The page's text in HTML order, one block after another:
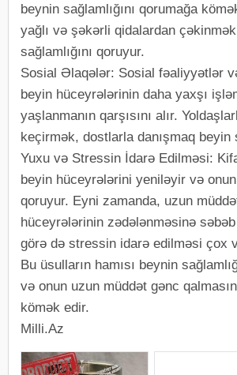
beynin sağlamlığını qorumağa
yağlı və şəkərli qidalardan
sağlamlığını qoruyur.
Sosial Əlaqələr: Sosial fəaliyyətlər
beyin hüceyrələrinin daha yaxşı
yaşlanmanın qarşısını alır.
keçirmək, dostlarla danışmaq beyin
Yuxu və Stressin İdarə Edilməsi:
beyin hüceyrələrini yeniləyir və onun
qoruyur. Eyni zamanda, uzun
hüceyrələrinin zədələnməsinə
görə də stressin idarə edilməsi çox
Bu üsulların hamısı beynin
və onun uzun müddət gənc
kömək edir.
Milli.Az